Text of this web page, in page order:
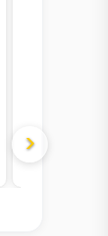
Giá từ:
›